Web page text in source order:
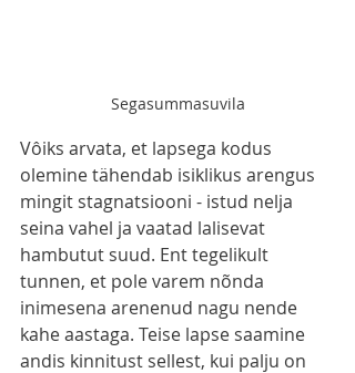
Segasummasuvila
Vôiks arvata, et lapsega kodus
olemine tähendab isiklikus arengus
mingit stagnatsiooni - istud nelja
seina vahel ja vaatad lalisevat
hambutut suud. Ent tegelikult
tunnen, et pole varem nõnda
inimesena arenenud nagu nende
kahe aastaga. Teise lapse saamine
andis kinnitust sellest, kui palju on